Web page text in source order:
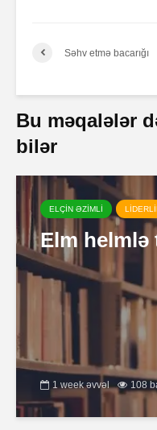
Səhv etmə bacarığı
Bu məqalələr
bilər
ELÇİN ƏZİMLİ
Elm helmlə
1 week əvvəl 108